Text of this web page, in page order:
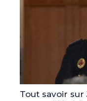
Tout savoir sur